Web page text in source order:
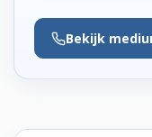
Bekijk